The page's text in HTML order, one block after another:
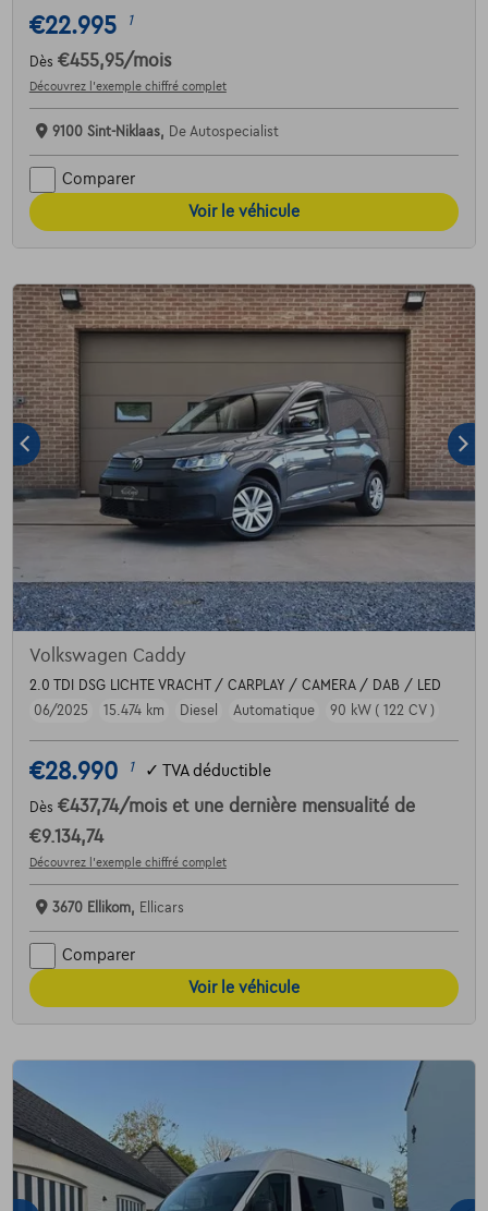
€22.995 1
Dès €455,95/mois
Découvrez l’exemple chiffré complet
9100 Sint-Niklaas, De Autospecialist
Comparer
Voir le véhicule
Volkswagen Caddy
2.0 TDI DSG LICHTE VRACHT / CARPLAY / CAMERA / DAB / LED
06/2025
15.474 km Diesel Automatique 90 kW ( 122 CV )
€28.990 1 ✓ TVA déductible
Dès €437,74/mois et une dernière mensualité de
€9.134,74
Découvrez l’exemple chiffré complet
3670 Ellikom, Ellicars
Comparer
Voir le véhicule